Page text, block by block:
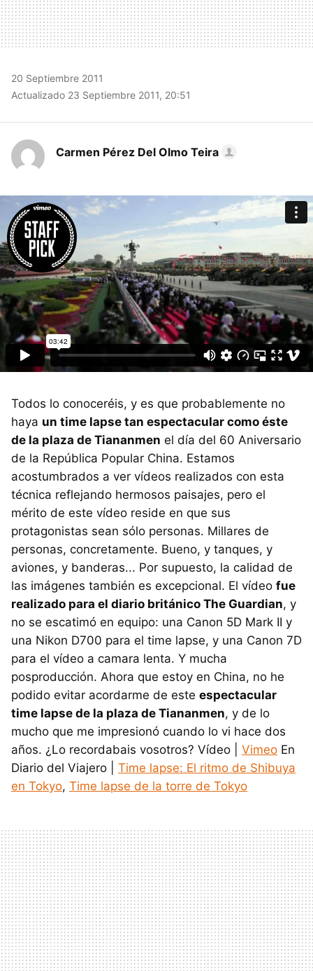
20 Septiembre 2011
Actualizado 23 Septiembre 2011, 20:51
Carmen Pérez Del Olmo Teira
Todos lo conoceréis, y es que probablemente no
haya un time lapse tan espectacular como éste
de la plaza de Tiananmen el día del 60 Aniversario
de la República Popular China. Estamos
acostumbrados a ver vídeos realizados con esta
técnica reflejando hermosos paisajes, pero el
mérito de este vídeo reside en que sus
protagonistas sean sólo personas. Millares de
personas, concretamente. Bueno, y tanques, y
aviones, y banderas... Por supuesto, la calidad de
las imágenes también es excepcional. El vídeo fue
realizado para el diario británico The Guardian, y
no se escatimó en equipo: una Canon 5D Mark II y
una Nikon D700 para el time lapse, y una Canon 7D
para el vídeo a camara lenta. Y mucha
posproducción. Ahora que estoy en China, no he
podido evitar acordarme de este espectacular
time lapse de la plaza de Tiananmen, y de lo
mucho que me impresionó cuando lo vi hace dos
años. ¿Lo recordabais vosotros? Vídeo | Vimeo En
Diario del Viajero | Time lapse: El ritmo de Shibuya
en Tokyo, Time lapse de la torre de Tokyo